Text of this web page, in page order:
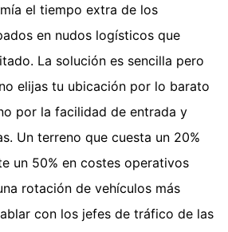
el tiempo extra de los
en nudos logísticos que
La solución es sencilla pero
elijas tu ubicación por lo barato
por la facilidad de entrada y
Un terreno que cuesta un 20%
un 50% en costes operativos
rotación de vehículos más
con los jefes de tráfico de las